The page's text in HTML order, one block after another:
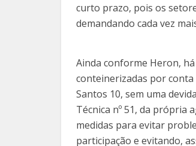
curto prazo, pois os
demandando cada vez
Ainda conforme Heron,
conteinerizadas por
Santos 10, sem uma
Técnica nº 51, da própria
medidas para evitar
participação e evitando,